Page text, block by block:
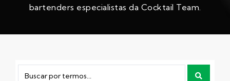
bartenders especialistas da Cocktail Team.